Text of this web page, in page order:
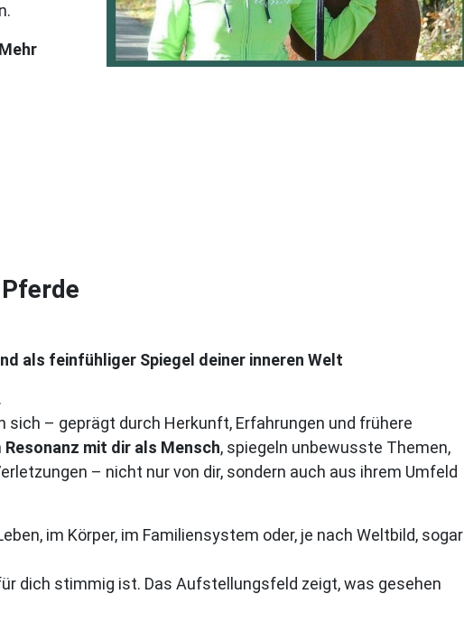
als feinfühliger Spiegel deiner inneren Welt
sich – geprägt durch Herkunft, Erfahrungen und frühere
Resonanz mit dir als Mensch, spiegeln unbewusste Themen,
– nicht nur von dir, sondern auch aus ihrem Umfeld
im Körper, im Familiensystem oder, je nach Weltbild, sogar
dich stimmig ist. Das Aufstellungsfeld zeigt, was gesehen